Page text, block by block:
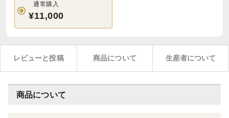
通常購入
¥11,000
レビューと投稿 商品について 生産者について
商品について